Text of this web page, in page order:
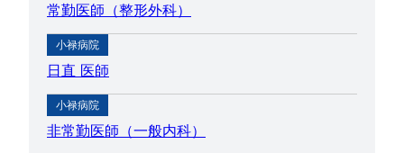
常勤医師（整形外科）
小禄病院
日直 医師
小禄病院
非常勤医師（一般内科）